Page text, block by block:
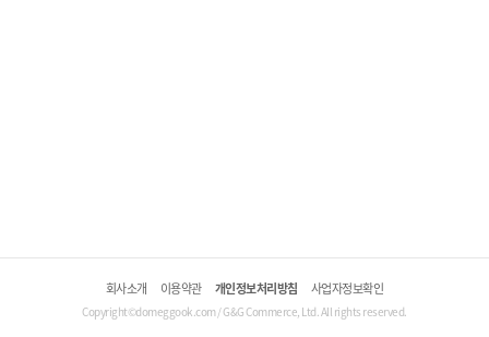
회사소개 이용약관 개인정보처리방침 사업자정보확인
Copyright©domeggook.com / G&G Commerce, Ltd. All rights reserved.